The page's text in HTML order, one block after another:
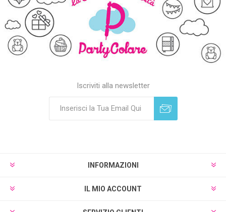
Iscriviti alla newsletter
INFORMAZIONI
IL MIO ACCOUNT